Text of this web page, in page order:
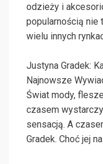
odzieży i
popularnością nie
wielu innych
Justyna Gradek:
Najnowsze
Świat mody,
czasem
sensacją. A
Gradek. Choć jej